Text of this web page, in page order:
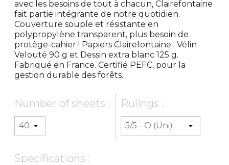
avec les besoins de tout à chacun, Clairefontaine
fait partie intégrante de notre quotidien.
Couverture souple et résistante en
polypropylène transparent, plus besoin de
protège-cahier ! Papiers Clairefontaine : Vélin
Velouté 90 g et Dessin extra blanc 125 g.
Fabriqué en France. Certifié PEFC, pour la
gestion durable des forêts.
Number of sheets : Rulings :
Specifications :